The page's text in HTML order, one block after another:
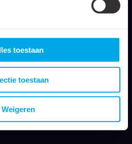
toestaan
toestaan
Weigeren